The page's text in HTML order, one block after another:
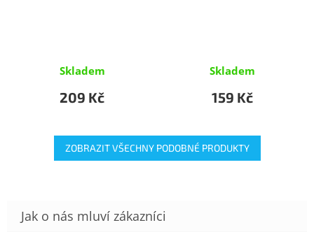
Skladem
209 Kč
Skladem
159 Kč
ZOBRAZIT VŠECHNY PODOBNÉ PRODUKTY